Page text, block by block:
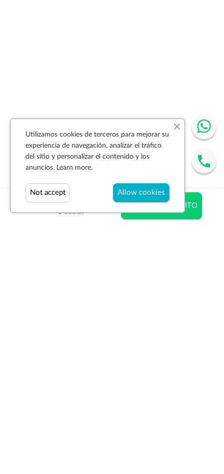
$ 355.37
$ 355.37
AÑADIR AL CARRITO
Utilizamos cookies de terceros para mejorar su
experiencia de navegación, analizar el tráfico
del sitio y personalizar el contenido y los
anuncios. Learn more.
Allow cookies
Not accept